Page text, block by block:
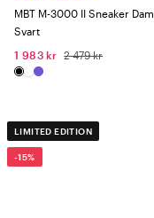
MBT M-3000 II Sneaker Dam
Svart
1 983 kr 2 479 kr
LIMITED EDITION
-15%